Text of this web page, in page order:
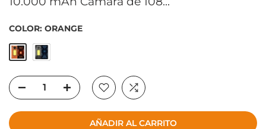
COLOR: ORANGE
AÑADIR AL CARRITO